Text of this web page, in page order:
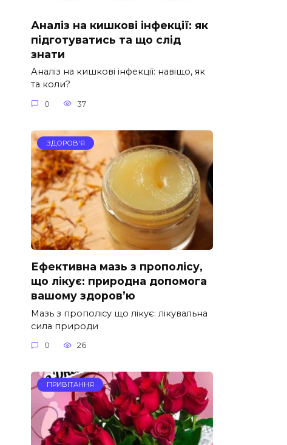
Аналіз на кишкові інфекції: як
підготуватись та що слід
знати
Аналіз на кишкові інфекції: навіщо, як
та коли?
0 37
ЗДОРОВ'Я
Ефективна мазь з прополісу,
що лікує: природна допомога
вашому здоров’ю
Мазь з прополісу що лікує: лікувальна
сила природи
0 26
ПРИВІТАННЯ